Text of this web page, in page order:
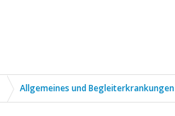
Allgemeines und Begleiterkrankungen